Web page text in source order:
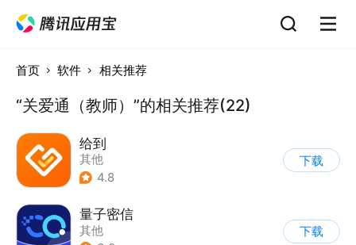
首页 软件 相关推荐
“关爱通（教师）”的相关推荐(22)
给到
其他
4.8
下载
量子密信
其他
下载